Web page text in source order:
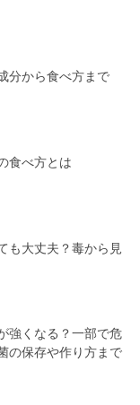
分から食べ方まで
食べ方とは
も大丈夫？毒から見
強くなる？一部で危
の保存や作り方まで